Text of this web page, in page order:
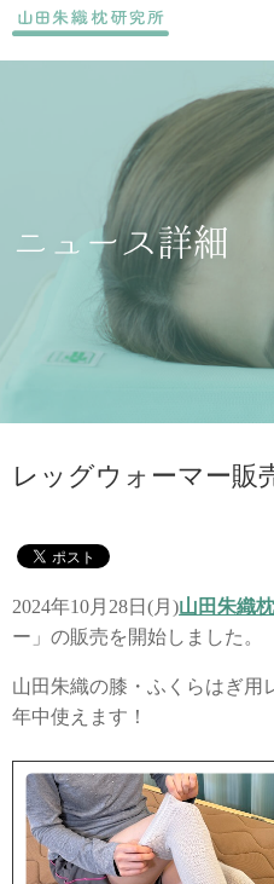
ニュース詳細
レッグウォーマー販
2024年10月28日(月)山田朱織
ー」の販売を開始しました。
山田朱織の膝・ふくらはぎ
年中使えます！